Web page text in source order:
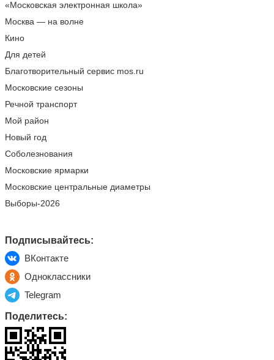
«Московская электронная школа»
Москва — на волне
Кино
Для детей
Благотворительный сервис mos.ru
Московские сезоны
Речной транспорт
Мой район
Новый год
Соболезнования
Московские ярмарки
Московские центральные диаметры
Выборы-2026
Подписывайтесь:
ВКонтакте
Одноклассники
Telegram
Поделитесь: